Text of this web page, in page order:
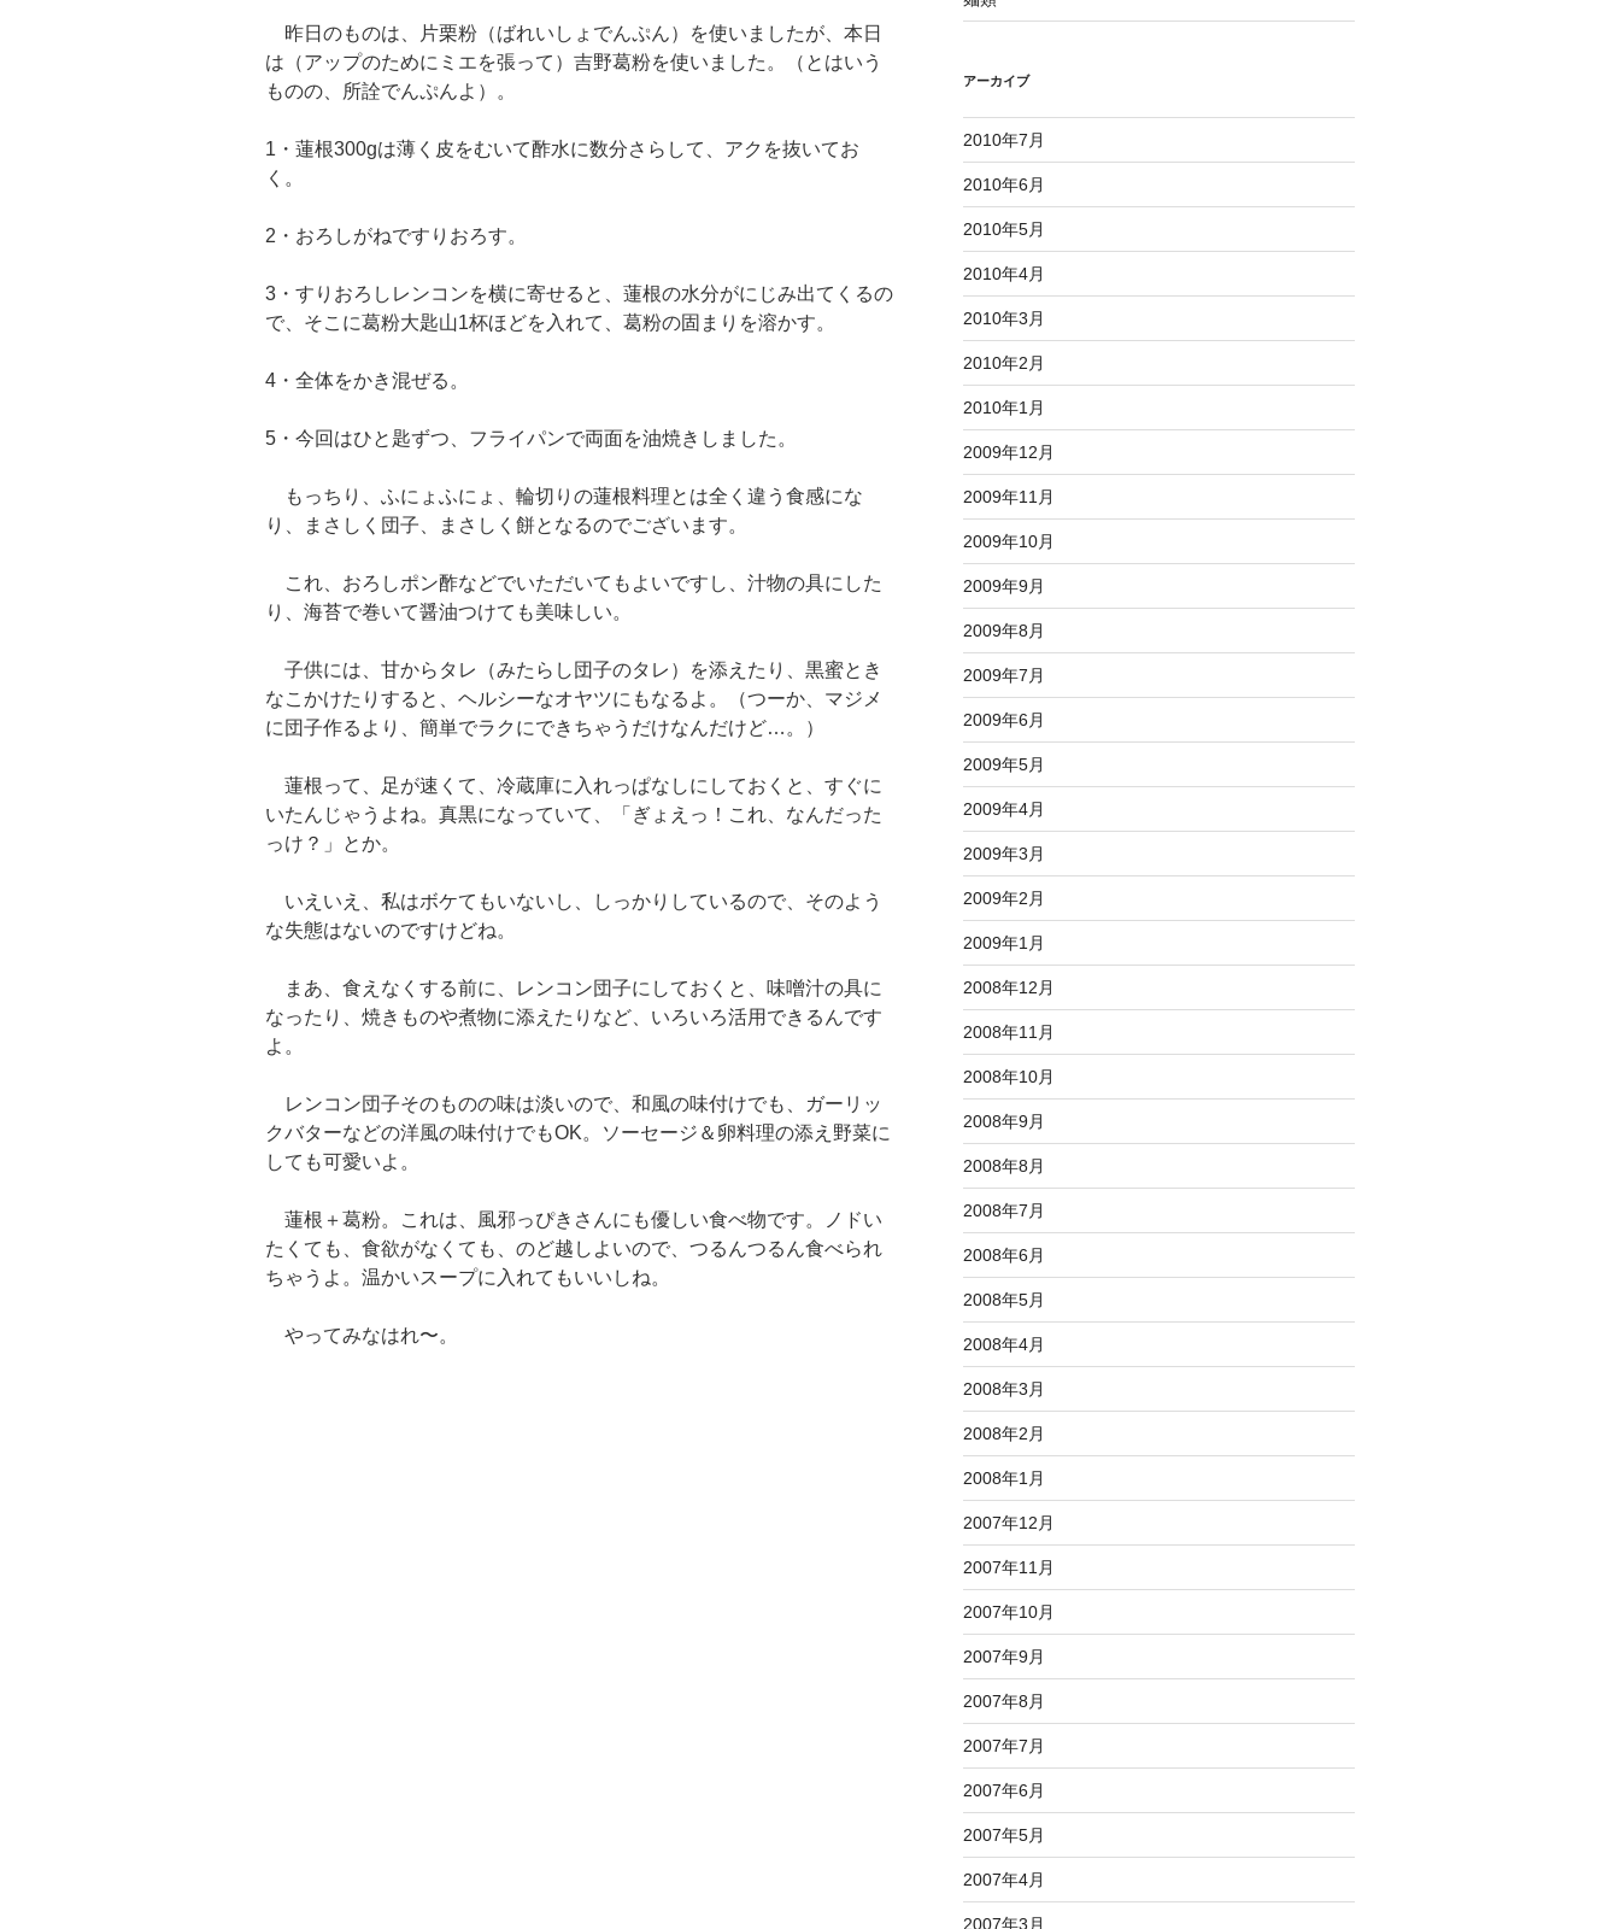
昨日のものは、片栗粉（ばれいしょでんぷん）を使いましたが、本日
は（アップのためにミエを張って）吉野葛粉を使いました。（とはいう
ものの、所詮でんぷんよ）。
1・蓮根300gは薄く皮をむいて酢水に数分さらして、アクを抜いてお
く。
2・おろしがねですりおろす。
3・すりおろしレンコンを横に寄せると、蓮根の水分がにじみ出てくるの
で、そこに葛粉大匙山1杯ほどを入れて、葛粉の固まりを溶かす。
4・全体をかき混ぜる。
5・今回はひと匙ずつ、フライパンで両面を油焼きしました。
もっちり、ふにょふにょ、輪切りの蓮根料理とは全く違う食感にな
り、まさしく団子、まさしく餅となるのでございます。
これ、おろしポン酢などでいただいてもよいですし、汁物の具にした
り、海苔で巻いて醤油つけても美味しい。
子供には、甘からタレ（みたらし団子のタレ）を添えたり、黒蜜とき
なこかけたりすると、ヘルシーなオヤツにもなるよ。（つーか、マジメ
に団子作るより、簡単でラクにできちゃうだけなんだけど…。）
蓮根って、足が速くて、冷蔵庫に入れっぱなしにしておくと、すぐに
いたんじゃうよね。真黒になっていて、「ぎょえっ！これ、なんだった
っけ？」とか。
いえいえ、私はボケてもいないし、しっかりしているので、そのよう
な失態はないのですけどね。
まあ、食えなくする前に、レンコン団子にしておくと、味噌汁の具に
なったり、焼きものや煮物に添えたりなど、いろいろ活用できるんです
よ。
レンコン団子そのものの味は淡いので、和風の味付けでも、ガーリッ
クバターなどの洋風の味付けでもOK。ソーセージ＆卵料理の添え野菜に
しても可愛いよ。
蓮根＋葛粉。これは、風邪っぴきさんにも優しい食べ物です。ノドい
たくても、食欲がなくても、のど越しよいので、つるんつるん食べられ
ちゃうよ。温かいスープに入れてもいいしね。
やってみなはれ〜。
アーカイブ
2010年7月
2010年6月
2010年5月
2010年4月
2010年3月
2010年2月
2010年1月
2009年12月
2009年11月
2009年10月
2009年9月
2009年8月
2009年7月
2009年6月
2009年5月
2009年4月
2009年3月
2009年2月
2009年1月
2008年12月
2008年11月
2008年10月
2008年9月
2008年8月
2008年7月
2008年6月
2008年5月
2008年4月
2008年3月
2008年2月
2008年1月
2007年12月
2007年11月
2007年10月
2007年9月
2007年8月
2007年7月
2007年6月
2007年5月
2007年4月
2007年3月